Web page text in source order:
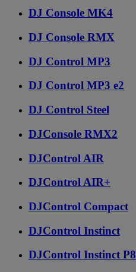
DJ Console MK4
DJ Console RMX
DJ Control MP3
DJ Control MP3 e2
DJ Control Steel
DJConsole RMX2
DJControl AIR
DJControl AIR+
DJControl Compact
DJControl Instinct
DJControl Instinct P8